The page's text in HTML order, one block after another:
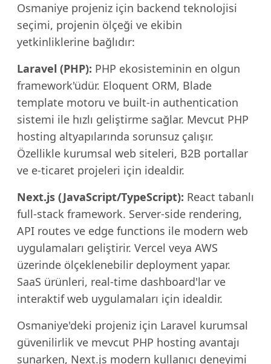
Osmaniye projeniz için backend teknolojisi
seçimi, projenin ölçeği ve ekibin
yetkinliklerine bağlıdır:
Laravel (PHP): PHP ekosisteminin en olgun
framework'üdür. Eloquent ORM, Blade
template motoru ve built-in authentication
sistemi ile hızlı geliştirme sağlar. Mevcut PHP
hosting altyapılarında sorunsuz çalışır.
Özellikle kurumsal web siteleri, B2B portallar
ve e-ticaret projeleri için idealdir.
Next.js (JavaScript/TypeScript): React tabanlı
full-stack framework. Server-side rendering,
API routes ve edge functions ile modern web
uygulamaları geliştirir. Vercel veya AWS
üzerinde ölçeklenebilir deployment yapar.
SaaS ürünleri, real-time dashboard'lar ve
interaktif web uygulamaları için idealdir.
Osmaniye'deki projeniz için Laravel kurumsal
güvenilirlik ve mevcut PHP hosting avantajı
sunarken, Next.js modern kullanıcı deneyimi